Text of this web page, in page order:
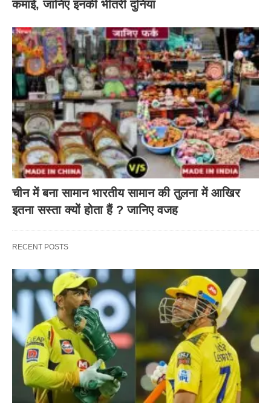
कमाई, जानिए इनकी भीतरी दुनिया
चीन में बना सामान भारतीय सामान की तुलना में आखिर
इतना सस्ता क्यों होता हैं ? जानिए वजह
RECENT POSTS